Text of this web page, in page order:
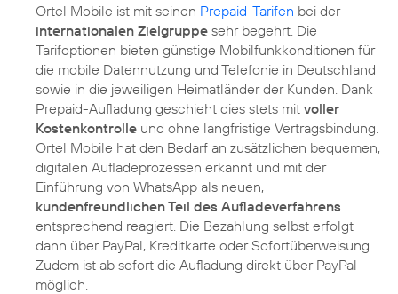
Ortel Mobile ist mit seinen Prepaid-Tarifen bei der
internationalen Zielgruppe sehr begehrt. Die
Tarifoptionen bieten günstige Mobilfunkkonditionen für
die mobile Datennutzung und Telefonie in Deutschland
sowie in die jeweiligen Heimatländer der Kunden. Dank
Prepaid-Aufladung geschieht dies stets mit voller
Kostenkontrolle und ohne langfristige Vertragsbindung.
Ortel Mobile hat den Bedarf an zusätzlichen bequemen,
digitalen Aufladeprozessen erkannt und mit der
Einführung von WhatsApp als neuen,
kundenfreundlichen Teil des Aufladeverfahrens
entsprechend reagiert. Die Bezahlung selbst erfolgt
dann über PayPal, Kreditkarte oder Sofortüberweisung.
Zudem ist ab sofort die Aufladung direkt über PayPal
möglich.